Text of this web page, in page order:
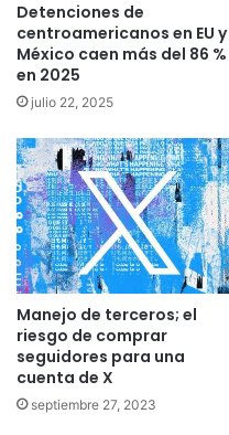
Detenciones de
centroamericanos en EU y
México caen más del 86 %
en 2025
julio 22, 2025
Manejo de terceros; el
riesgo de comprar
seguidores para una
cuenta de X
septiembre 27, 2023